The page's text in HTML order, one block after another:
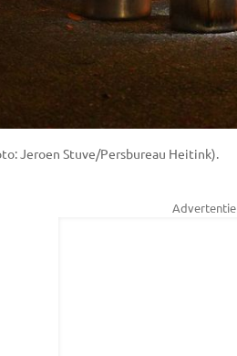
Jeroen Stuve/Persbureau Heitink).
Advertentie